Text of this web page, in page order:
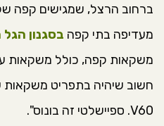
מעדיפה בתי קפה בסגנון
משקאות קפה, כולל משקאות
חשוב שיהיה בתפריט משקאות
V60. ספיישלטי זה בונוס".